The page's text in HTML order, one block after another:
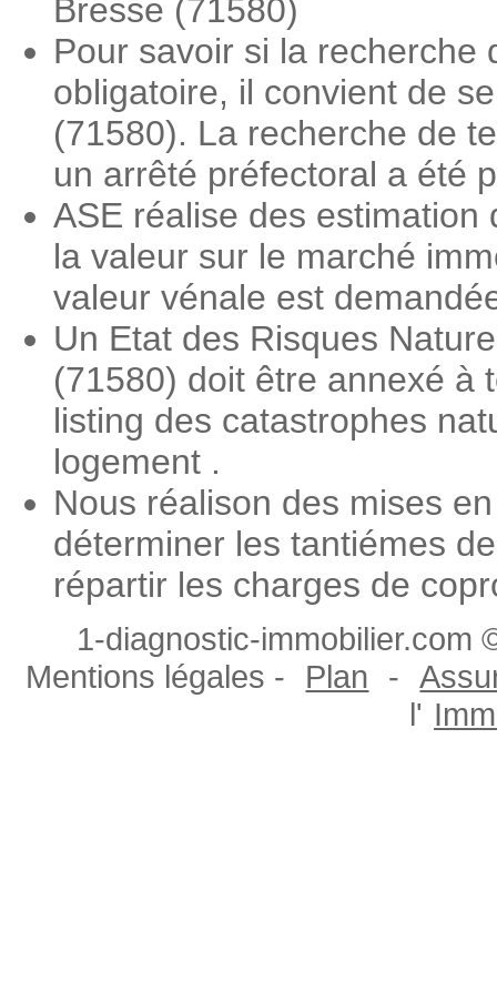
Bresse (71580)
Pour savoir si la recherche
obligatoire, il convient de
(71580). La recherche de
un arrêté préfectoral a été
ASE réalise des
la valeur sur le marché
valeur vénale est
Un Etat des Risques
(71580) doit être annexé à
listing des catastrophes
logement .
Nous réalison des mises
déterminer les tantiémes
répartir les charges de
1-diagnostic-immobilier.com
Mentions légales -
Plan -
l'